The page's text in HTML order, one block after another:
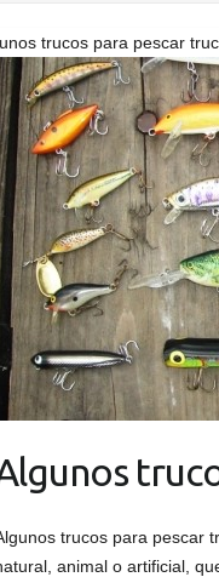
trucos para pescar
trucos para pescar
animal o artificial,